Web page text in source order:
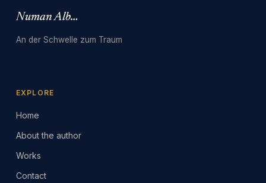
Numan Albarbari
An der Schwelle zum Traum
EXPLORE
Home
About the author
Works
Contact